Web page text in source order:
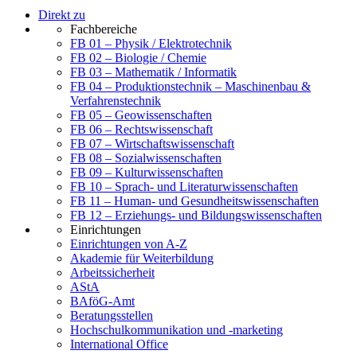
Direkt zu
Fachbereiche
FB 01 – Physik / Elektrotechnik
FB 02 – Biologie / Chemie
FB 03 – Mathematik / Informatik
FB 04 – Produktionstechnik – Maschinenbau &
Verfahrenstechnik
FB 05 – Geowissenschaften
FB 06 – Rechtswissenschaft
FB 07 – Wirtschaftswissenschaft
FB 08 – Sozialwissenschaften
FB 09 – Kulturwissenschaften
FB 10 – Sprach- und Literaturwissenschaften
FB 11 – Human- und Gesundheitswissenschaften
FB 12 – Erziehungs- und Bildungswissenschaften
Einrichtungen
Einrichtungen von A-Z
Akademie für Weiterbildung
Arbeitssicherheit
AStA
BAföG-Amt
Beratungsstellen
Hochschulkommunikation und -marketing
International Office